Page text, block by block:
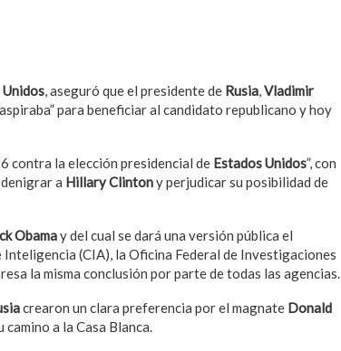
, aseguró que el presidente de Rusia,Vladimir
para beneficiar al candidato republicano y hoy
contra la elección presidencial de Estados Unidos”, con
a Hillary Clintony perjudicar su posibilidad de
Obamay del cual se dará una versión pública el
(CIA), la Oficina Federal de Investigaciones
la misma conclusión por parte de todas las agencias.
crearon un clara preferencia por el magnate Donald
camino a la Casa Blanca.